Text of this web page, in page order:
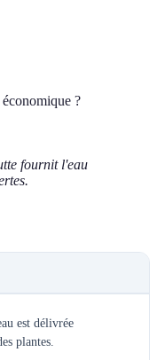
?
fournit l'eau
est délivrée
plantes.